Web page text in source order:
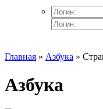
Главная » Азбука »
Азбука